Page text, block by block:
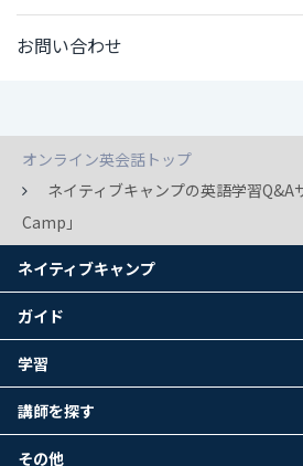
お問い合わせ
オンライン英会話トップ
ネイティブキャンプの英語学習
Camp」
ネイティブキャンプ
ガイド
学習
講師を探す
その他